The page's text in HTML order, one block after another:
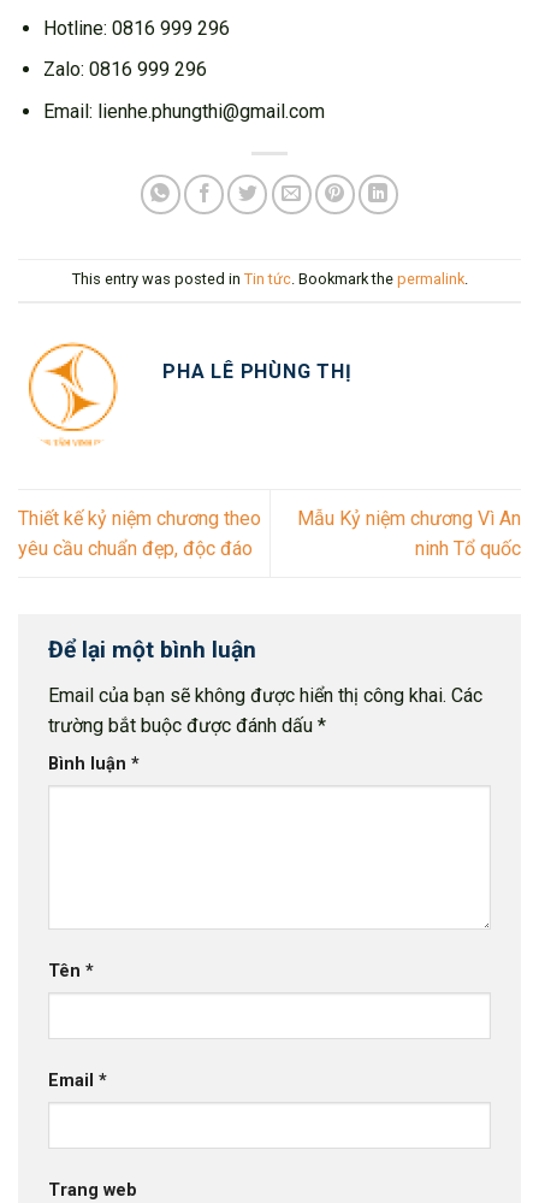
Hotline: 0816 999 296
Zalo: 0816 999 296
Email: lienhe.phungthi@gmail.com
This entry was posted in Tin tức. Bookmark the permalink.
PHA LÊ PHÙNG THỊ
Thiết kế kỷ niệm chương theo
yêu cầu chuẩn đẹp, độc đáo
Mẫu Kỷ niệm chương Vì An
ninh Tổ quốc
Để lại một bình luận
Email của bạn sẽ không được hiển thị công khai. Các
trường bắt buộc được đánh dấu *
Bình luận *
Tên *
Email *
Trang web